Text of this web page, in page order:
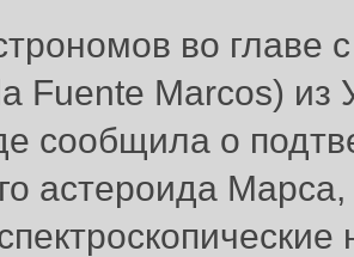
во
Fuente Marcos) из
сообщила о
астероида